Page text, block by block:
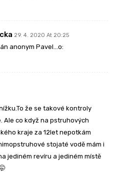
29. 4. 2020 At 20:25
anonym Pavel…o:
že se takové kontroly
Ale co když na pstruhových
kraje za 12let nepotkám
stojaté vodě mám i
jediném revíru a jediném místě